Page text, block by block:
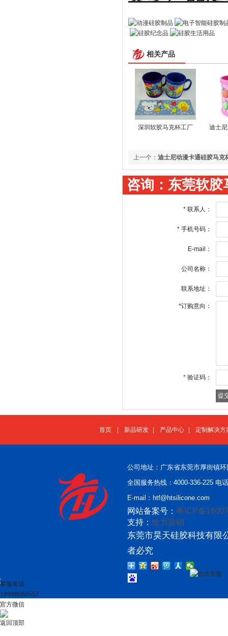
相关产品
深圳软胶马克杯工厂
迪士
上一个： 迪士尼动漫卡通硅胶马克
咨询：东莞软胶
* 联系人：
* 手机号码：
E-mail：
公司名称：
联系地址：
*订购意向：
* 验证码：
首页 新品研发 产品中心 定制解决方
公司地址：广东省东莞市厚街镇
全国服务热线：4000-336-225 电
E-mail：htf@htsilicone.com
网站备案号： 粤ICP备
支持： 给力营销
东莞市昊天硅胶科技有限
者必究
在线客服
客服电话
18998060557
官方微信
返回顶部